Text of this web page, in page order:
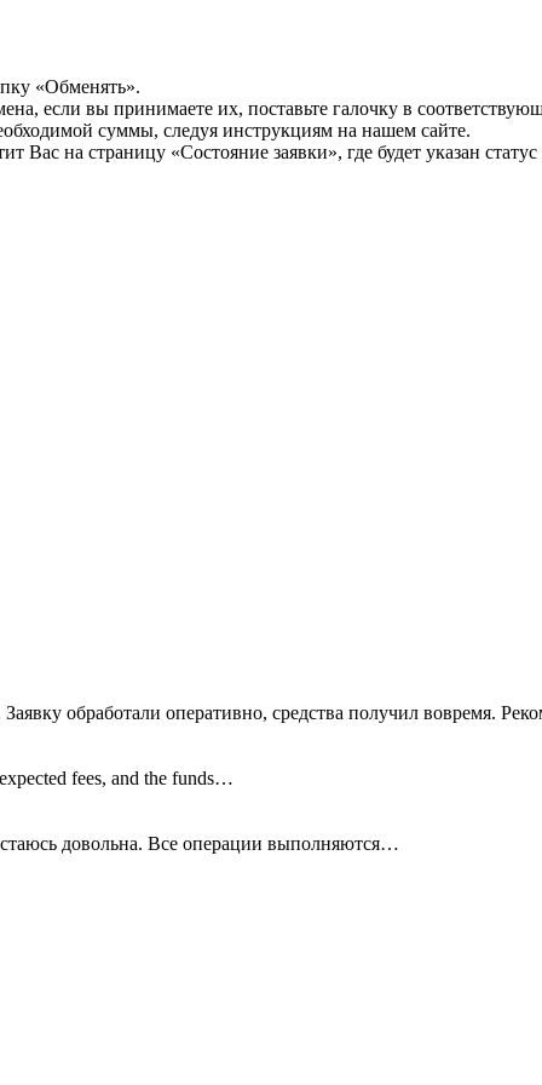
«Обменять».
если вы принимаете их, поставьте галочку в
суммы, следуя инструкциям на нашем сайте.
Вас на страницу «Состояние заявки», где будет указан
обработали оперативно, средства получил вовремя.
fees, and the funds…
довольна. Все операции выполняются…